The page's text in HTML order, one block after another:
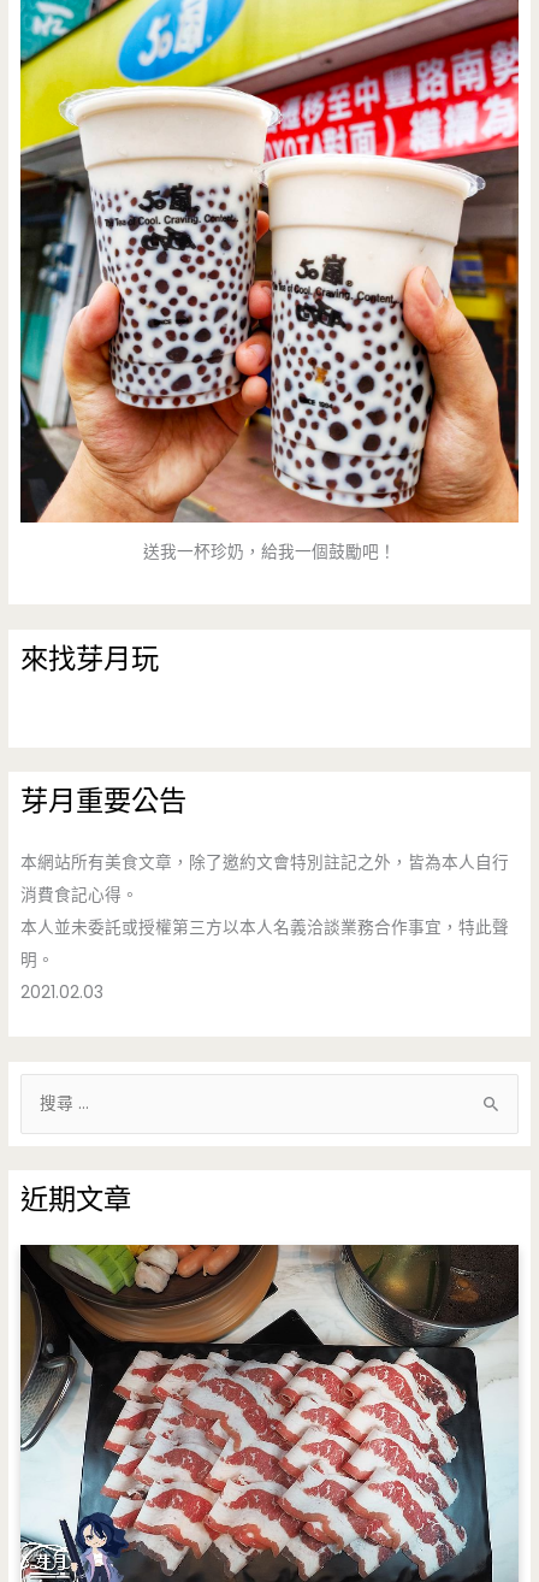
送我一杯珍奶，給我一個鼓勵吧！
來找芽月玩
芽月重要公告
本網站所有美食文章，除了邀約文會特別註記之外，皆為本人自行
消費食記心得。
本人並未委託或授權第三方以本人名義洽談業務合作事宜，特此聲
明。
2021.02.03
鍵
字
:
近期文章